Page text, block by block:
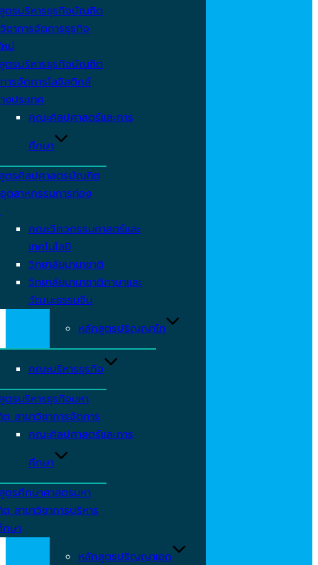
ตรบริหารธุรกิจบัณฑิต
ชาการจัดการธุรกิจ
ม่
ตรบริหารธุรกิจบัณฑิต
ารจัดการโลจิสติกส์
งประเทศ
คณะศิลปศาสตร์และการ
ศึกษา
ตรศิลปศาสตรบัณฑิต
ตสาหกรรมการท่อง
คณะวิศวกรรมศาสตร์และ
เทคโนโลยี
วิทยาลัยนานาชาติ
วิทยาลัยนานาชาติภาษาและ
วัฒนะธรรมจีน
หลักสูตรปริญญาโท
คณะบริหารธุรกิจ
ตรบริหารธุรกิจมหา
สาขาวิชาการจัดการ
คณะศิลปศาสตร์และการ
ศึกษา
ตรศึกษาศาสตรมหา
สาขาวิชาการบริหาร
กษา
หลักสูตรปริญญาเอก